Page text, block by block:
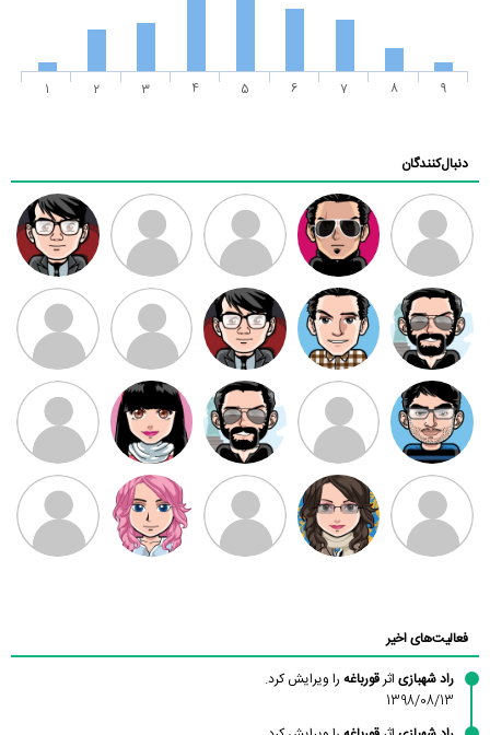
1 2 3 4 5 6 7 8 9
دنبال‌کنندگان
ممدرضا رضا کاظمی زهرا ~ ابتین
سید محمد
موسوی
مهدی فرهمند مهدی سلطانی داود رضیی
طرفدار میلی
بابی براون
کیوان کیانی
سامان راحمی امیردلتا امیروو ملیکا منتظری عارفه داستانپور
فعالیت‌های اخیر
راد شهبازی اثرقورباغه را ویرایش کرد.
1398/08/13